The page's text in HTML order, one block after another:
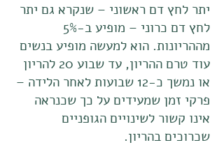
יתר לחץ דם ראשוני – שנקרא גם יתר
לחץ דם כרוני – מופיע ב-5%
מההריונות. הוא למעשה מופיע בנשים
עוד טרם ההריון, עד שבוע 20 להריון
או נמשך כ-12 שבועות לאחר הלידה –
פרקי זמן שמעידים על כך שכנראה
אינו קשור לשינויים הגופניים
שכרוכים בהריון.